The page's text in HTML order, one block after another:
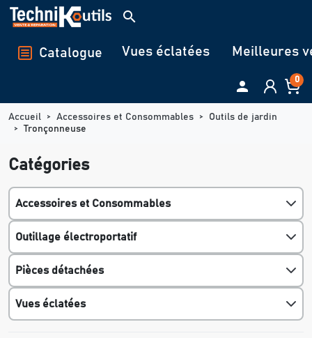
Panneau de gestion des cookies
search
Catalogue Vues éclatées Meilleures
 0
Accueil Accessoires et Consommables
Outils de jardin
Tronçonneuse
Catégories
Accessoires et Consommables
Outillage électroportatif
Pièces détachées
Vues éclatées